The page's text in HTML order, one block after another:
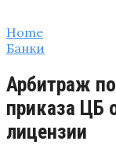
Home
Банки
Арбитраж
приказа ЦБ
лицензии